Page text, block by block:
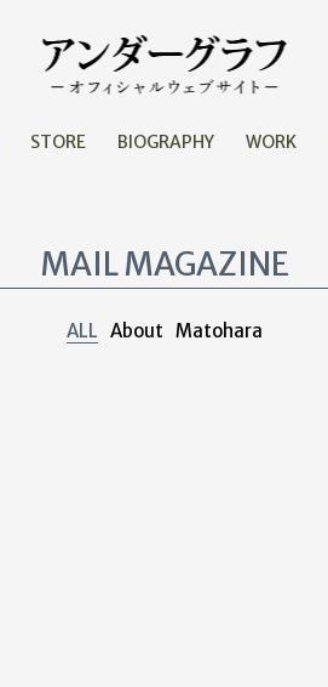
STORE BIOGRAPHY WORK
MAIL MAGAZINE
ALL About Matohara